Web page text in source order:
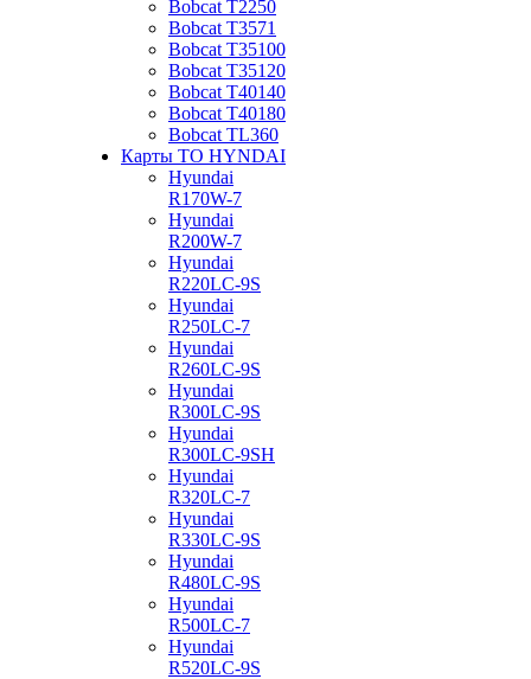
Bobcat Т2250
Bobcat Т3571
Bobcat Т35100
Bobcat Т35120
Bobcat Т40140
Bobcat Т40180
Bobcat ТL360
Карты ТО HYNDAI
Hyundai
R170W-7
Hyundai
R200W-7
Hyundai
R220LC-9S
Hyundai
R250LC-7
Hyundai
R260LC-9S
Hyundai
R300LC-9S
Hyundai
R300LC-9SH
Hyundai
R320LC-7
Hyundai
R330LC-9S
Hyundai
R480LC-9S
Hyundai
R500LC-7
Hyundai
R520LC-9S